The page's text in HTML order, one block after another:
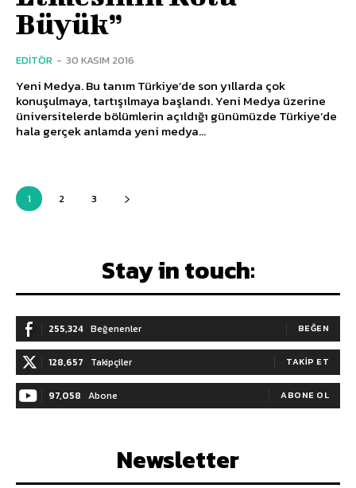
Büyük”
EDITÖR - 30 KASIM 2016
Yeni Medya. Bu tanım Türkiye’de son yıllarda çok
konuşulmaya, tartışılmaya başlandı. Yeni Medya üzerine
üniversitelerde bölümlerin açıldığı günümüzde Türkiye’de
hala gerçek anlamda yeni medya...
1 2 3
Stay in touch:
255,324 Beğenenler BEĞEN
128,657 Takipçiler TAKIP ET
97,058 Abone ABONE OL
Newsletter